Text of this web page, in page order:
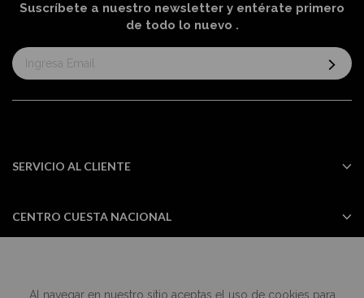
Al navegar en nuestro sitio aceptas el uso de cookies para
Suscríbete a nuestro newsletter y entérate primero
de todo lo nuevo .
Suscríbase
al
informativo:
SERVICIO AL CLIENTE
CENTRO CUESTA NACIONAL